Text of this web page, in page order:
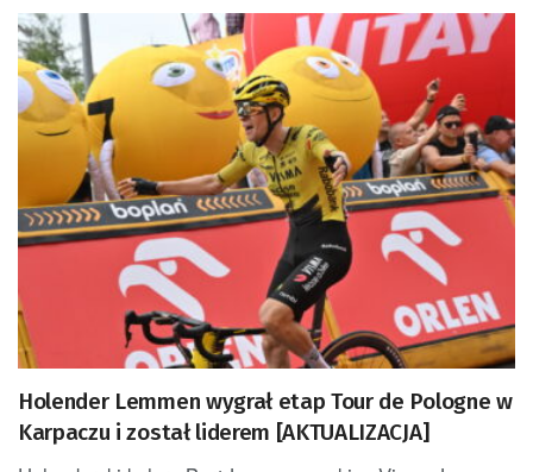
Holender Lemmen wygrał etap Tour de Pologne w
Karpaczu i został liderem [AKTUALIZACJA]